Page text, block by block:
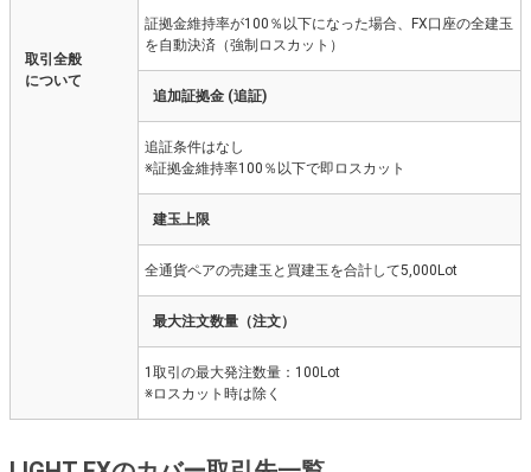
取引全般
について
証拠金維持率が100％以下になった場合、FX口座の全建玉
を自動決済（強制ロスカット）
追加証拠金 (追証)
追証条件はなし
※証拠金維持率100％以下で即ロスカット
建玉上限
全通貨ペアの売建玉と買建玉を合計して5,000Lot
最大注文数量（注文）
1取引の最大発注数量：100Lot
※ロスカット時は除く